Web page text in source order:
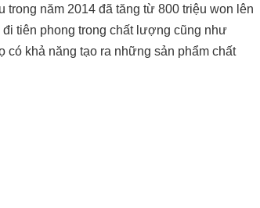
trong năm 2014 đã tăng từ 800 triệu won lên
tiên phong trong chất lượng cũng như
khả năng tạo ra những sản phẩm chất